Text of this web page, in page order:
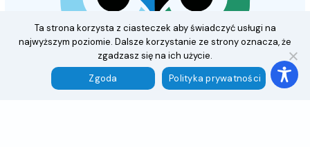
Ta strona korzysta z ciasteczek aby świadczyć usługi na
najwyższym poziomie. Dalsze korzystanie ze strony oznacza, że
zgadzasz się na ich użycie.
Zgoda
Polityka prywatności